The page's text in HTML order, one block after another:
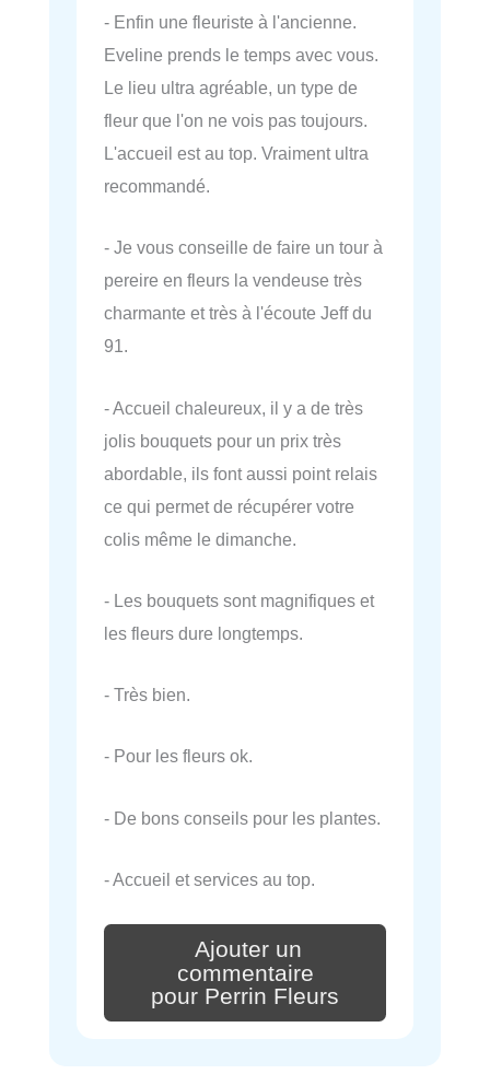
- Enfin une fleuriste à l'ancienne.
Eveline prends le temps avec vous.
Le lieu ultra agréable, un type de
fleur que l'on ne vois pas toujours.
L'accueil est au top. Vraiment ultra
recommandé.
- Je vous conseille de faire un tour à
pereire en fleurs la vendeuse très
charmante et très à l'écoute Jeff du
91.
- Accueil chaleureux, il y a de très
jolis bouquets pour un prix très
abordable, ils font aussi point relais
ce qui permet de récupérer votre
colis même le dimanche.
- Les bouquets sont magnifiques et
les fleurs dure longtemps.
- Très bien.
- Pour les fleurs ok.
- De bons conseils pour les plantes.
- Accueil et services au top.
Ajouter un
commentaire
pour Perrin Fleurs